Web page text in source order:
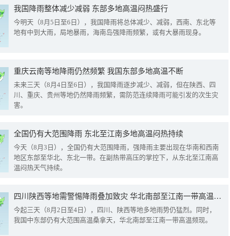
我国降雨整体减少减弱 东部多地高温闷热盛行
今明天（8月5日至6日），我国降雨将总体减少、减弱，西南、东北等
地有中到大雨，局地暴雨，海南岛强降雨频繁，或有大暴雨现身。
重庆云南等地降雨仍然频繁 我国东部多地高温不断
未来三天（8月4日至6日），我国降雨逐步减少、减弱，但在陕西、四
川、重庆、贵州等地仍然降雨频繁，需防范连续降雨可能引发的次生灾
害。
全国仍有大范围降雨 东北至江南多地高温闷热持续
今天（8月3日），全国仍有大范围降雨，强降雨主要出现在华南和西南
地区东部至华北、东北一带。在副热带高压的掌控下，从东北至江南高
温闷热天气持续。
四川陕西等地需警惕降雨叠加致灾 华北南部至江南一带高温频现
今起三天（8月2日至4日），四川、陕西等地多地雨势仍猛烈。同时，
我国中东部仍有大范围高温桑拿天，华北南部至江南一带高温频现。